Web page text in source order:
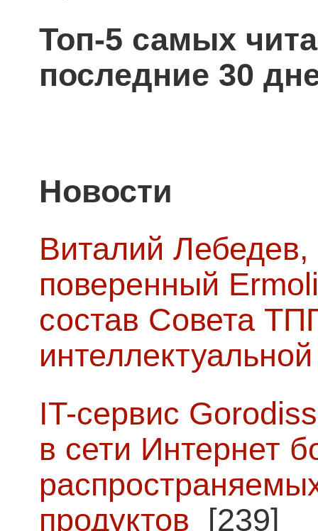
Топ-5 самых
последние 30
Новости
Виталий Лебедев,
поверенный
состав Совета
IT-сервис
в сети Интернет
продуктов [239]